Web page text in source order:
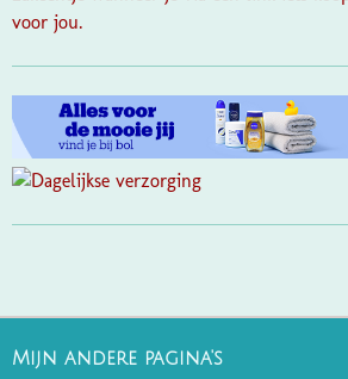
voor jou.
Mijn andere pagina's